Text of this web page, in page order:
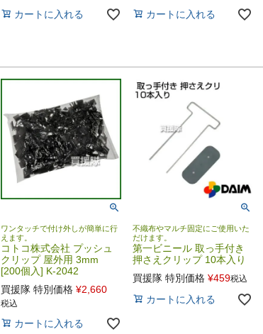
カートに入れる カートに入れる
ワンタッチで付け外しが簡単に行
えます。
コトコ株式会社 プッシュ
クリップ 屋外用 3mm
[200個入] K-2042
買援隊 特別価格 ¥2,660
税込
カートに入れる
不織布やマルチ固定にご使用いた
だけます。
第一ビニール 取っ手付き
押さえクリップ 10本入り
買援隊 特別価格 ¥459税込
カートに入れる